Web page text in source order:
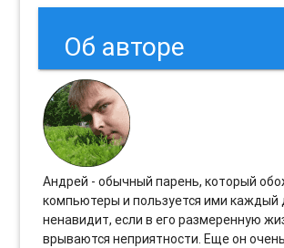
Об авторе
Андрей - обычный парень, который
компьютеры и пользуется ими каждый
ненавидит, если в его размеренную
врываются неприятности. Еще он